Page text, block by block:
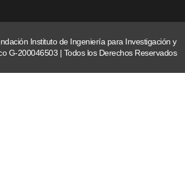
Instituto de Ingeniería para Investigación y
G-200046503 | Todos los Derechos Reservados